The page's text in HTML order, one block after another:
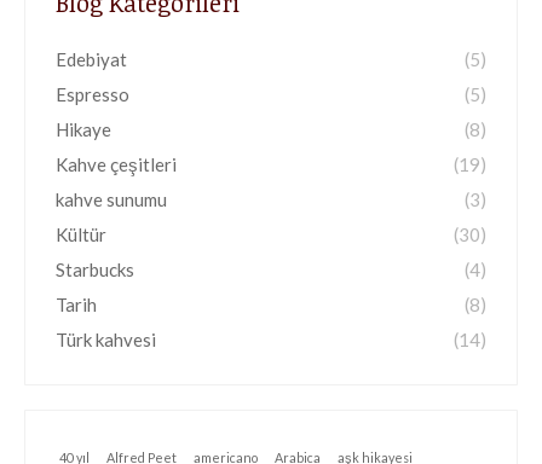
Edebiyat
(5)
Espresso
(5)
Hikaye
(8)
Kahve çeşitleri
(19)
kahve sunumu
(3)
Kültür
(30)
Starbucks
(4)
Tarih
(8)
Türk kahvesi
(14)
40 yıl Alfred Peet americano Arabica aşk hikayesi